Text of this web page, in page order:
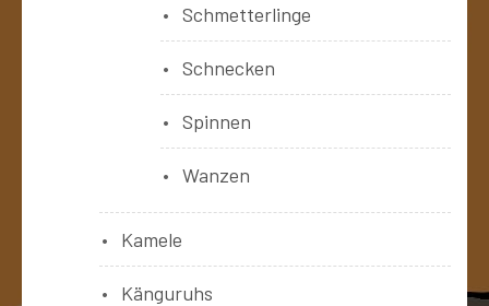
Schmetterlinge
Schnecken
Spinnen
Wanzen
Kamele
Känguruhs